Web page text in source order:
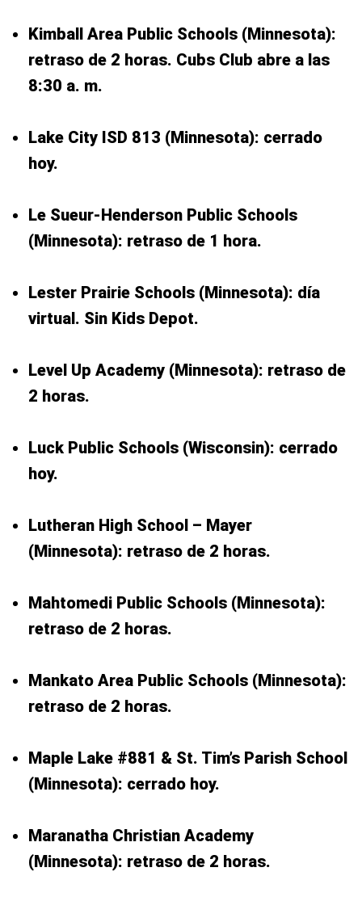
Kimball Area Public Schools (Minnesota):
retraso de 2 horas. Cubs Club abre a las
8:30 a. m.
Lake City ISD 813 (Minnesota): cerrado
hoy.
Le Sueur-Henderson Public Schools
(Minnesota): retraso de 1 hora.
Lester Prairie Schools (Minnesota): día
virtual. Sin Kids Depot.
Level Up Academy (Minnesota): retraso de
2 horas.
Luck Public Schools (Wisconsin): cerrado
hoy.
Lutheran High School – Mayer
(Minnesota): retraso de 2 horas.
Mahtomedi Public Schools (Minnesota):
retraso de 2 horas.
Mankato Area Public Schools (Minnesota):
retraso de 2 horas.
Maple Lake #881 & St. Tim’s Parish School
(Minnesota): cerrado hoy.
Maranatha Christian Academy
(Minnesota): retraso de 2 horas.